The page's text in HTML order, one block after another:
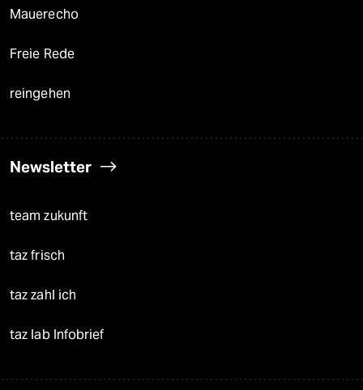
Mauerecho
Freie Rede
reingehen
Newsletter
team zukunft
taz frisch
taz zahl ich
taz lab Infobrief